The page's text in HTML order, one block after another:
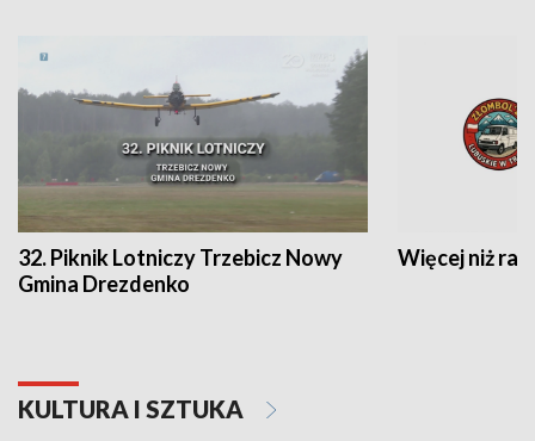
32. Piknik Lotniczy Trzebicz Nowy
Gmina Drezdenko
Więcej niż rajd
KULTURA I SZTUKA